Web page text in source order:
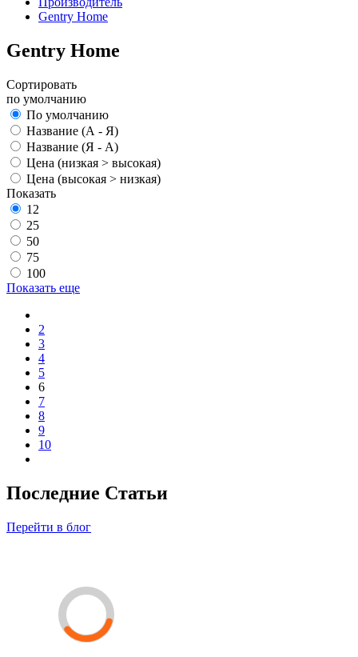
Gentry Home
Gentry Home
Сортировать
по умолчанию
По умолчанию
Название (А - Я)
Название (Я - А)
Цена (низкая > высокая)
Цена (высокая > низкая)
Показать
12
25
50
75
100
Показать еще
2
3
4
5
6
7
8
9
10
Последние Статьи
Перейти в блог